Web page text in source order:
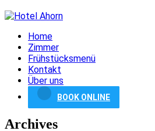
Home
Zimmer
Frühstücksmenü
Kontakt
Über uns
BOOK ONLINE
Archives